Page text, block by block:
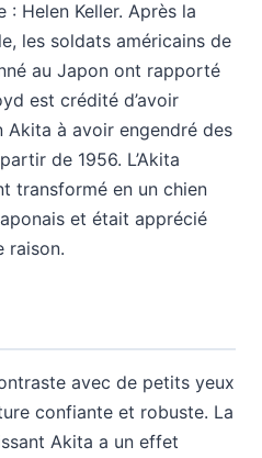
: Helen Keller. Après la
les soldats américains de
au Japon ont rapporté
est crédité d’avoir
à avoir engendré des
de 1956. L’Akita
transformé en un chien
et était apprécié
raison.
avec de petits yeux
confiante et robuste. La
Akita a un effet